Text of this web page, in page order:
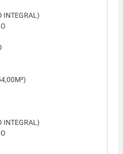
INTEGRAL)
INTEGRAL)